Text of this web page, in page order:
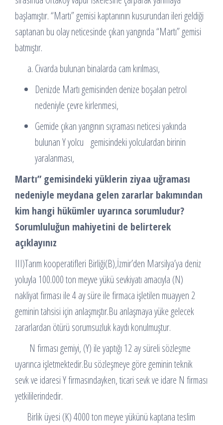
başlamıştır. “Martı” gemisi kaptanının kusurundan ileri geldiği
saptanan bu olay neticesinde çıkan yangında “Martı” gemisi
batmıştır.
Civarda bulunan binalarda cam kırılması,
Denizde Martı gemisinden denize boşalan petrol
nedeniyle çevre kirlenmesi,
Gemide çıkan yangının sıçraması neticesi yakında
bulunan Y yolcu gemisindeki yolculardan birinin
yaralanması,
Martı” gemisindeki yüklerin ziyaa uğraması
nedeniyle meydana gelen zararlar bakımından
kim hangi hükümler uyarınca sorumludur?
Sorumluluğun mahiyetini de belirterek
açıklayınız
III)Tarım kooperatifleri Birliği(B),İzmir’den Marsilya’ya deniz
yoluyla 100.000 ton meyve yükü sevkiyatı amacıyla (N)
nakliyat firması ile 4 ay süre ile firmaca işletilen muayyen 2
geminin tahsisi için anlaşmıştır.Bu anlaşmaya yüke gelecek
zararlardan ötürü sorumsuzluk kaydı konulmuştur.
N firması gemiyi, (Y) ile yaptığı 12 ay süreli sözleşme
uyarınca işletmektedir.Bu sözleşmeye göre geminin teknik
sevk ve idaresi Y firmasındayken, ticari sevk ve idare N firması
yetkililerindedir.
Birlik üyesi (K) 4000 ton meyve yükünü kaptana teslim